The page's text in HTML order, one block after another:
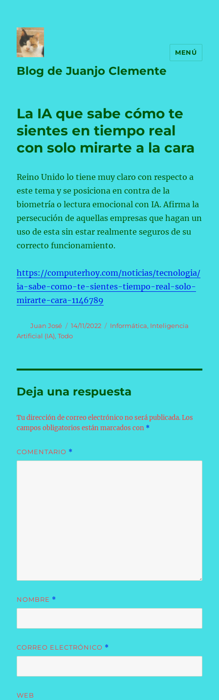
Blog de Juanjo Clemente
MENÚ
La IA que sabe cómo te
sientes en tiempo real
con solo mirarte a la cara
Reino Unido lo tiene muy claro con respecto a
este tema y se posiciona en contra de la
biometría o lectura emocional con IA. Afirma la
persecución de aquellas empresas que hagan un
uso de esta sin estar realmente seguros de su
correcto funcionamiento.
https://computerhoy.com/noticias/tecnologia/
ia-sabe-como-te-sientes-tiempo-real-solo-
mirarte-cara-1146789
Autor
Juan José
Publicado
el
14/11/2022 Categorías
Informática, Inteligencia
Artificial (IA),Todo
Deja una respuesta
Tu dirección de correo electrónico no será publicada. Los
campos obligatorios están marcados con *
COMENTARIO *
NOMBRE *
CORREO ELECTRÓNICO *
WEB